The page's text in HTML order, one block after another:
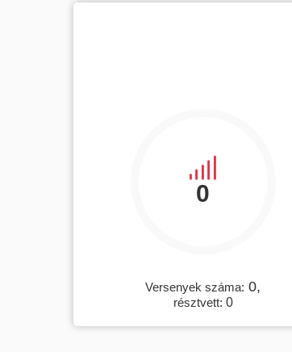
0
Versenyek száma: 0,
résztvett: 0